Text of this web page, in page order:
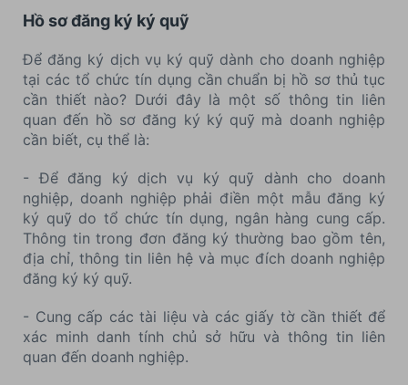
Hồ sơ đăng ký ký quỹ
Để đăng ký dịch vụ ký quỹ dành cho doanh nghiệp
tại các tổ chức tín dụng cần chuẩn bị hồ sơ thủ tục
cần thiết nào? Dưới đây là một số thông tin liên
quan đến hồ sơ đăng ký ký quỹ mà doanh nghiệp
cần biết, cụ thể là:
- Để đăng ký dịch vụ ký quỹ dành cho doanh
nghiệp, doanh nghiệp phải điền một mẫu đăng ký
ký quỹ do tổ chức tín dụng, ngân hàng cung cấp.
Thông tin trong đơn đăng ký thường bao gồm tên,
địa chỉ, thông tin liên hệ và mục đích doanh nghiệp
đăng ký ký quỹ.
- Cung cấp các tài liệu và các giấy tờ cần thiết để
xác minh danh tính chủ sở hữu và thông tin liên
quan đến doanh nghiệp.